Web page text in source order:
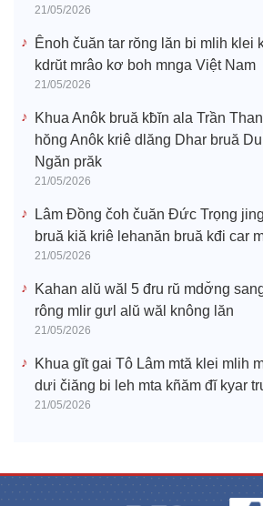
21/05/2026
Ênoh čuăn tar rŏng lăn bi mlih klei
kdrŭt mrâo kơ boh mnga Việt Nam
21/05/2026
Khua Anôk bruă kƀĭn ala Trần
hŏng Anôk kriê dlăng Dhar bruă
Ngăn prăk
21/05/2026
Lâm Đồng čoh čuăn Đức Trọng
bruă kiă kriê lehanăn bruă kđi car
21/05/2026
Kahan alŭ wăl 5 đru rŭ mdơ̆ng
rông mlir gưl alŭ wăl knông lăn
21/05/2026
Khua gĭt gai Tô Lâm mtă klei mlih
dưi čiăng bi leh mta kñăm đĭ kyar
21/05/2026